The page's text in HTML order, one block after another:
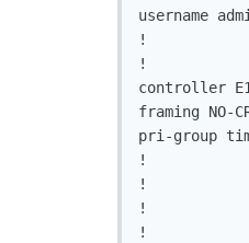
username
!
!
controller
framing NO-
pri-group
!
!
!
!